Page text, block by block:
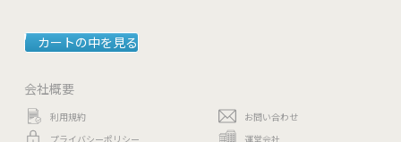
カートの中を見る
会社概要
利用規約
プライバシーポリシー
お問い合わせ
運営会社